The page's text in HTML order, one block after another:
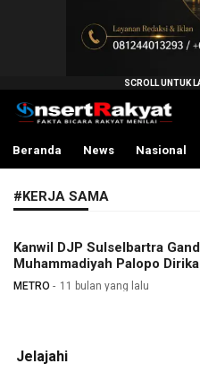
InsertRakyat.com
Fakta Bicara Rakyat Menilai
Beranda News Nasional
#KERJA SAMA
Kanwil DJP Sulselbartra
Muhammadiyah Palopo
METRO 11 bulan yang lalu
Jelajahi